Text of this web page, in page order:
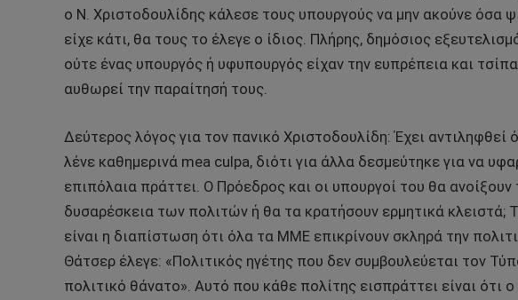
ο Ν. Χριστοδουλίδης κάλεσε τους υπουργούς να μην ακούνε όσα
είχε κάτι, θα τους το έλεγε ο ίδιος. Πλήρης, δημόσιος
ούτε ένας υπουργός ή υφυπουργός είχαν την ευπρέπεια και
αυθωρεί την παραίτησή τους.
Δεύτερος λόγος για τον πανικό Χριστοδουλίδη: Έχει
λένε καθημερινά mea culpa, διότι για άλλα δεσμεύτηκε για να
επιπόλαια πράττει. Ο Πρόεδρος και οι υπουργοί του θα
δυσαρέσκεια των πολιτών ή θα τα κρατήσουν ερμητικά κλειστά;
είναι η διαπίστωση ότι όλα τα ΜΜΕ επικρίνουν σκληρά την
Θάτσερ έλεγε: «Πολιτικός ηγέτης που δεν συμβουλεύεται τον
πολιτικό θάνατο». Αυτό που κάθε πολίτης εισπράττει είναι ότι